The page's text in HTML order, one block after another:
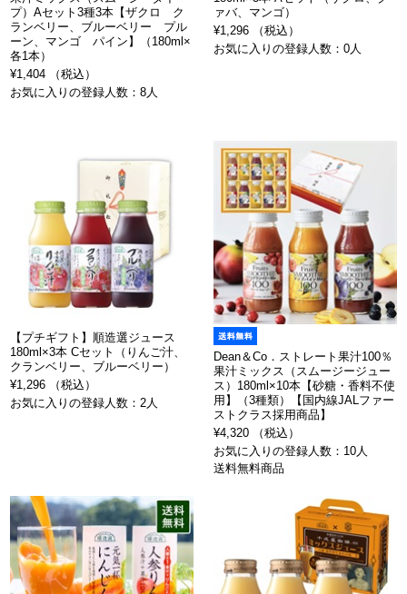
プ）Aセット3種3本【ザクロ ク
ランベリー、ブルーベリー プル
ーン、マンゴ パイン】（180ml×
各1本）
¥1,404 （税込）
お気に入りの登録人数：8人
ァバ、マンゴ）
¥1,296 （税込）
お気に入りの登録人数：0人
【プチギフト】順造選ジュース
180ml×3本 Cセット（りんご汁、
クランベリー、ブルーベリー）
¥1,296 （税込）
お気に入りの登録人数：2人
Dean＆Co．ストレート果汁100％
果汁ミックス（スムージージュー
ス）180ml×10本【砂糖・香料不使
用】（3種類）【国内線JALファー
ストクラス採用商品】
¥4,320 （税込）
お気に入りの登録人数：10人
送料無料商品